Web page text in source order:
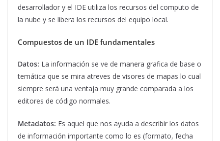
desarrollador y el IDE utiliza los recursos del computo de
la nube y se libera los recursos del equipo local.
Compuestos de un IDE fundamentales
Datos: La información se ve de manera grafica de base o
temática que se mira atreves de visores de mapas lo cual
siempre será una ventaja muy grande comparada a los
editores de código normales.
Metadatos: Es aquel que nos ayuda a describir los datos
de información importante como lo es (formato, fecha